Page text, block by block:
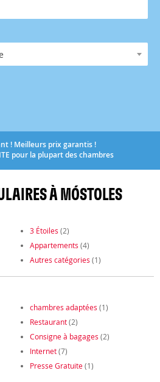
! Meilleurs prix garantis !
pour la plupart des chambres
À MÓSTOLES
3 Étoiles (2)
Appartements (4)
Autres catégories (1)
chambres adaptées (1)
Restaurant(2)
Consigne à bagages (2)
Internet(7)
Presse Gratuite(1)